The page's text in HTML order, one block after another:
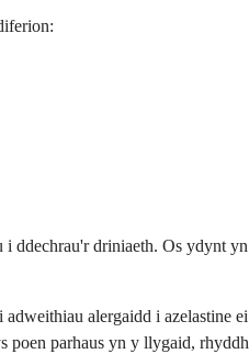
driniaeth. Os ydynt
alergaidd i azelastine
parhaus yn y llygaid,